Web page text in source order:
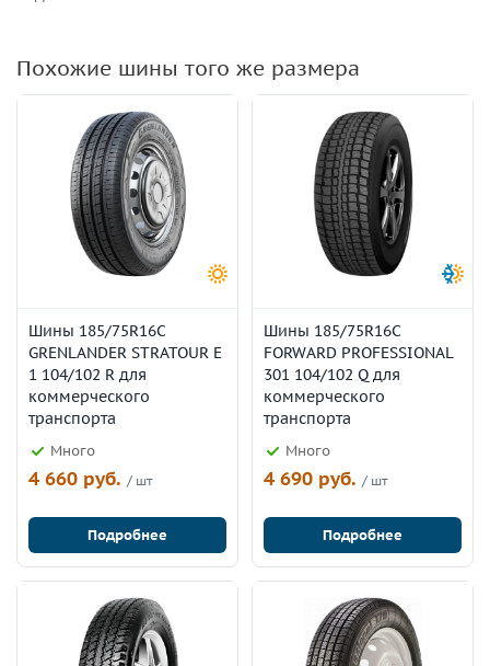
Похожие шины того же размера
Шины 185/75R16C
GRENLANDER STRATOUR E
1 104/102 R для
коммерческого
транспорта
Много
4 660 руб. / шт
Подробнее
Шины 185/75R16C
FORWARD PROFESSIONAL
301 104/102 Q для
коммерческого
транспорта
Много
4 690 руб. / шт
Подробнее